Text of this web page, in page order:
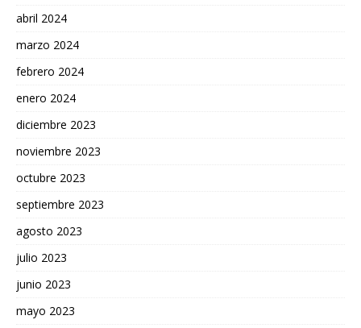
abril 2024
marzo 2024
febrero 2024
enero 2024
diciembre 2023
noviembre 2023
octubre 2023
septiembre 2023
agosto 2023
julio 2023
junio 2023
mayo 2023